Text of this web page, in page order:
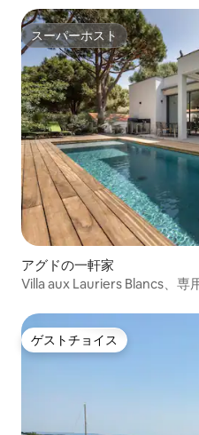
スーパーホスト
スーパーホスト
アグドの一軒家
Villa aux Lauriers Blancs、専
ゲストチョイス
ゲストチョイス